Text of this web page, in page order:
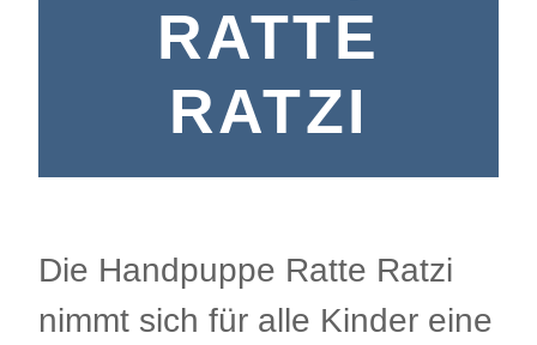
RATTE
RATZI
Die Handpuppe Ratte Ratzi
nimmt sich für alle Kinder eine